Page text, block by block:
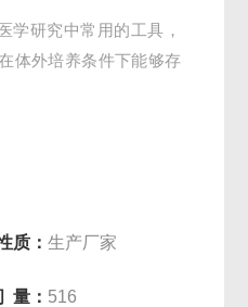
学研究中常用的工具，
体外培养条件下能够存
质：生产厂家
量： 516